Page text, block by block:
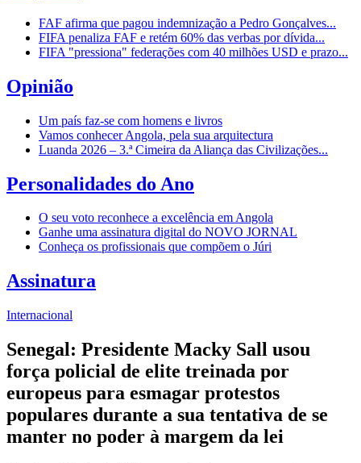
FAF afirma que pagou indemnização a Pedro Gonçalves...
FIFA penaliza FAF e retém 60% das verbas por dívida...
FIFA "pressiona" federações com 40 milhões USD e prazo...
Opinião
Um país faz-se com homens e livros
Vamos conhecer Angola, pela sua arquitectura
Luanda 2026 – 3.ª Cimeira da Aliança das Civilizações...
Personalidades do Ano
O seu voto reconhece a excelência em Angola
Ganhe uma assinatura digital do NOVO JORNAL
Conheça os profissionais que compõem o Júri
Assinatura
Internacional
Senegal: Presidente Macky Sall usou
força policial de elite treinada por
europeus para esmagar protestos
populares durante a sua tentativa de se
manter no poder à margem da lei